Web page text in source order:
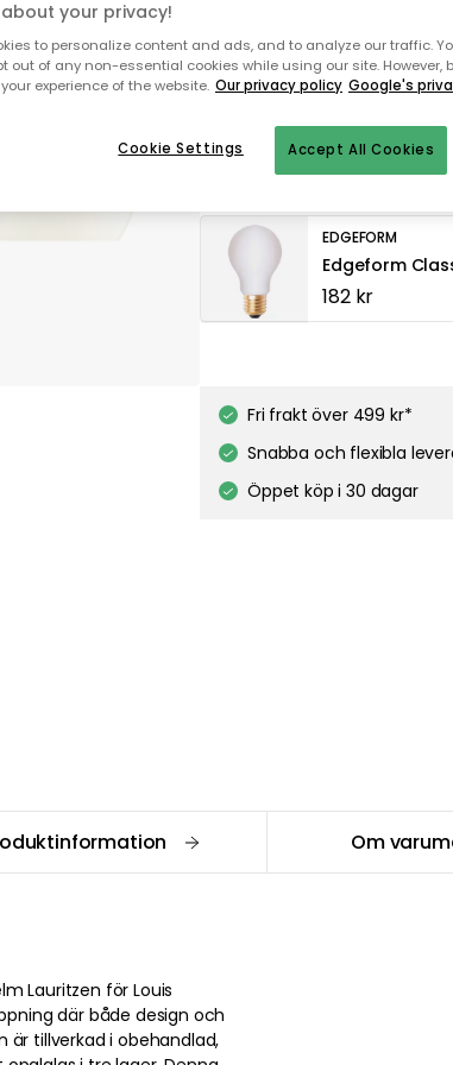
Genomtänkta tillval
Edgeform
182 kr
EDGEFORM
Edgeform
182 kr
348 kr
Fri frakt över 499 kr*
Snabba och flexibla
Öppet köp i 30 dagar
Om
Lauritzen för Louis
där både design och
är tillverkad i obehandlad,
your privacy!
to personalize content and ads, and to analyze our traffic.
out of any non-essential cookies while using our site. However,
experience of the website. Our privacy policy Google's
Accept All Cookies
Cookie Settings